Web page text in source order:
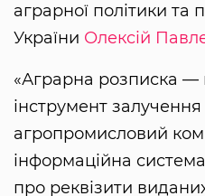
аграрної політики та
України Олексій
«Аграрна розписка —
інструмент
агропромисловий
інформаційна
про реквізити